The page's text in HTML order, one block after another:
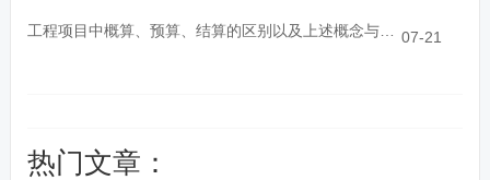
工程项目中概算、预算、结算的区别以及上述概念与成本的关系 07-21
热门文章：